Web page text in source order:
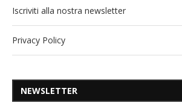
Iscriviti alla nostra newsletter
Privacy Policy
NEWSLETTER